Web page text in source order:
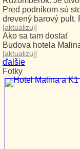
Pred podnikom sú
drevený barový pult.
[aktualizuj]
Ako sa tam dostať
Budova hotela
[aktualizuj]
ďalšie
Fotky